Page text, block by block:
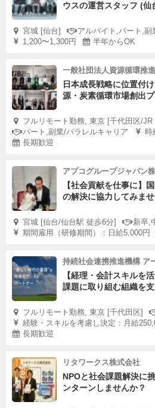
ウスの運営スタッフ (仙
宮城 [仙台]
アルバイト,パート,副
1,200〜1,300円
半年からOK
一般社団法人資源循環推
日本成長戦略に位置付
源・炭素循環市場創出
フルリモート勤務, 東京 [千代田区/
パート,副業/パラレルキャリア
時
長期歓迎
アプコグループジャパン
【社会貢献を仕事に】
の解決に協力してみませ
宮城 [仙台/仙台駅 徒歩6分]
新卒,
期間雇用（研修期間）：日給5,000円
持続社会連携推進機構 ア
【経理・会計スキルを
課題に取り組む組織を
フルリモート勤務, 東京 [千代田区]
経験・スキルを考慮し決定：月給
長期歓迎
リタワークス株式会社
NPOと社会課題解決に
ンターンしませんか？